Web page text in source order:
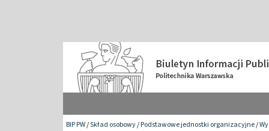
BIP PW/Skład osobowy/Podstawowe jednostki organizacyjne/